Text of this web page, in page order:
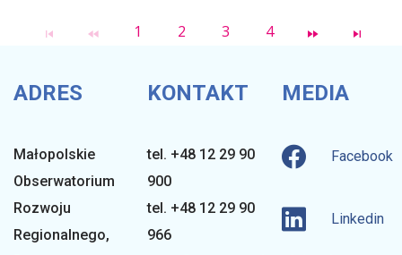
i
o
n
1 2 3 4
ADRES
Małopolskie
Obserwatorium
Rozwoju
Regionalnego,
KONTAKT
tel. +48 12 29 90
900
tel. +48 12 29 90
966
MEDIA
Facebook
Linkedin